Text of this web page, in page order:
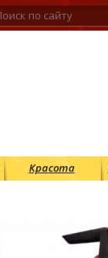
Красота